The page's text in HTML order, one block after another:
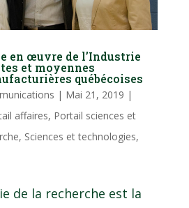
en œuvre de l’Industrie
et moyennes
québécoises
| Mai 21, 2019 |
affaires, Portail sciences et
, Sciences et technologies,
de la recherche est la